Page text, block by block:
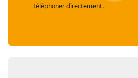
téléphoner directement.